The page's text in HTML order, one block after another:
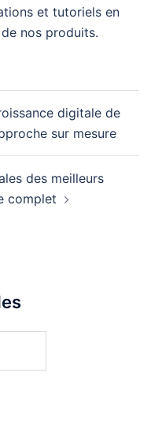
et tutoriels en
nos produits.
digitale de
sur mesure
des meilleurs
complet